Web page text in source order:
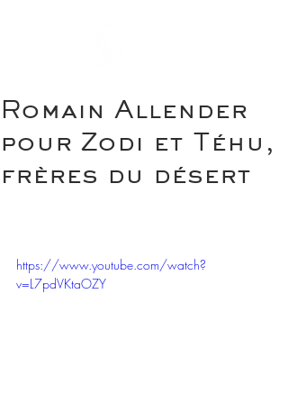
Romain Allender
pour Zodi et Téhu,
frères du désert
https://www.youtube.com/watch?
v=L7pdVKtaOZY